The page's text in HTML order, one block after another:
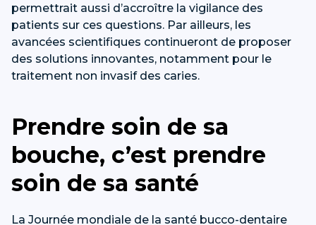
permettrait aussi d’accroître la vigilance des
patients sur ces questions. Par ailleurs, les
avancées scientifiques continueront de proposer
des solutions innovantes, notamment pour le
traitement non invasif des caries.
Prendre soin de sa
bouche, c’est prendre
soin de sa santé
La Journée mondiale de la santé bucco-dentaire